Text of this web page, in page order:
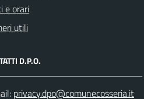
e orari
utili
D.P.O.